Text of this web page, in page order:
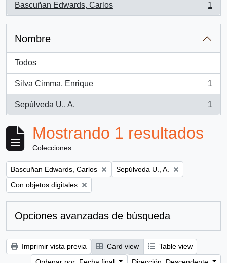
Bascuñan Edwards, Carlos
, 1 resultados
1
Nombre
Todos
Silva Cimma, Enrique
, 1 resultados
1
Sepúlveda U., A.
, 1 resultados
1
Mostrando 1 resultados
Colecciones
Remove filter:
Bascuñan Edwards, Carlos Remove filter:
Sepúlveda U., A.
Remove filter:
Con objetos digitales
Opciones avanzadas de búsqueda
Imprimir vista previa Card view
Table view